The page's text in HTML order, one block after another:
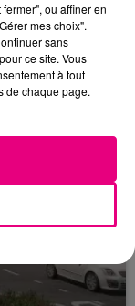
ou affiner en
mes choix".
sans
ce site. Vous
à tout
de chaque page.